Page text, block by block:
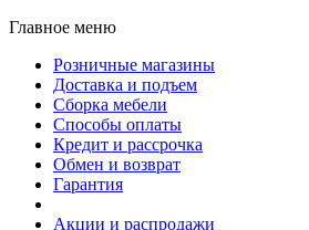
Главное меню
Розничные магазины
Доставка и подъем
Сборка мебели
Способы оплаты
Кредит и рассрочка
Обмен и возврат
Гарантия
Акции и распродажи